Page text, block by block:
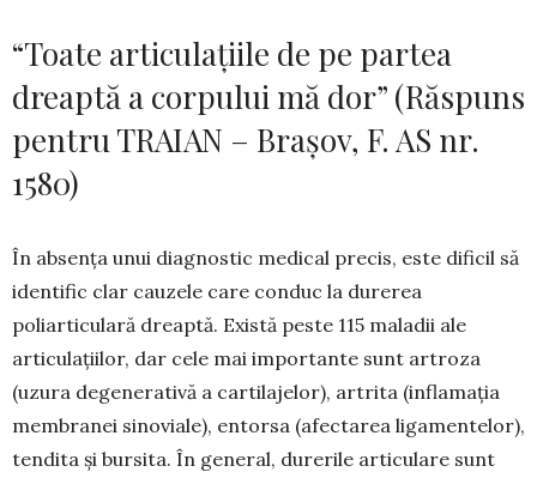
“Toate articulațiile de pe partea
dreaptă a corpului mă dor” (Răspuns
pentru TRAIAN – Brașov, F. AS nr.
1580)
În absența unui diagnostic me­dical precis, este dificil să
identific clar cauzele care conduc la durerea
poliarticulară dreap­tă. Există peste 115 maladii ale
articulațiilor, dar cele mai impor­tante sunt artroza
(uzu­ra degene­ra­tivă a cartilajelor), artrita (infla­mația
membranei si­noviale), entorsa (afectarea ligamentelor),
tendita și bur­sita. În ge­neral, du­rerile articu­lare sunt